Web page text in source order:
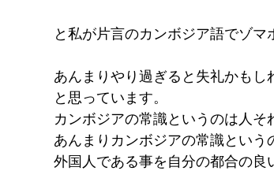
と私が片言のカンボジア語でゾマ
あんまりやり過ぎると失礼かもし
と思っています。
カンボジアの常識というのは人そ
あんまりカンボジアの常識という
外国人である事を自分の都合の良